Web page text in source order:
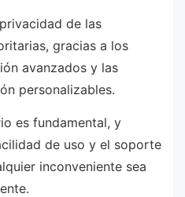
de las
gracias a los
avanzados y las
personalizables.
es fundamental, y
de uso y el soporte
inconveniente sea